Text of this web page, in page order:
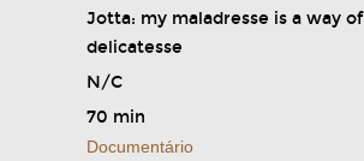
Jotta: my maladresse is a way of
delicatesse
N/C
70 min
Documentário